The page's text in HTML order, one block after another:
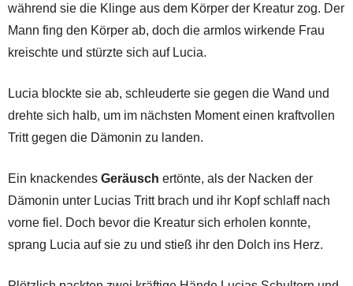
während sie die Klinge aus dem Körper der Kreatur zog. Der
Mann fing den Körper ab, doch die armlos wirkende Frau
kreischte und stürzte sich auf Lucia.
Lucia blockte sie ab, schleuderte sie gegen die Wand und
drehte sich halb, um im nächsten Moment einen kraftvollen
Tritt gegen die Dämonin zu landen.
Ein knackendes Geräusch ertönte, als der Nacken der
Dämonin unter Lucias Tritt brach und ihr Kopf schlaff nach
vorne fiel. Doch bevor die Kreatur sich erholen konnte,
sprang Lucia auf sie zu und stieß ihr den Dolch ins Herz.